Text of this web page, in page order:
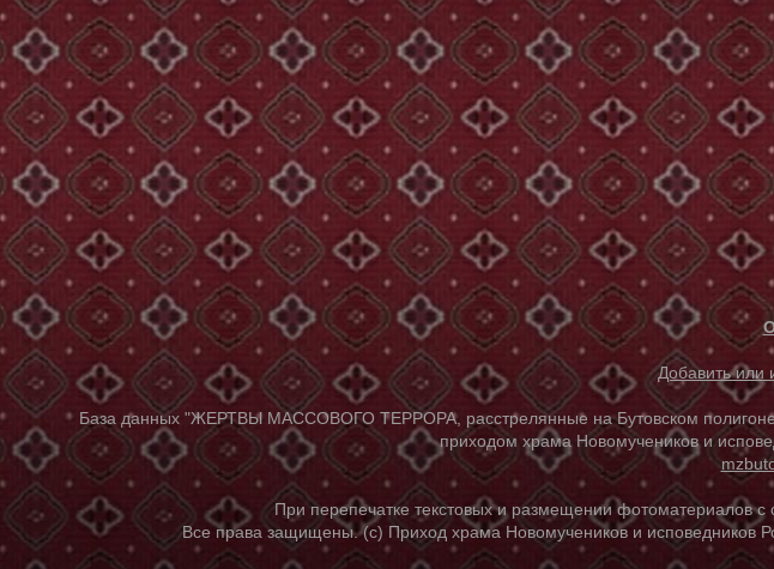
Добавить
База данных "ЖЕРТВЫ МАССОВОГО ТЕРРОРА, расстрелянные на Бутовском полигоне
приходом храма Новомучеников и
При перепечатке текстовых и размещении фотоматериалов
Все права защищены. (с) Приход храма Новомучеников и исповедников